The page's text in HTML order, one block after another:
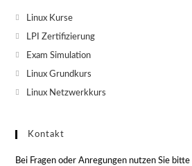
Linux Kurse
LPI Zertifizierung
Exam Simulation
Linux Grundkurs
Linux Netzwerkkurs
Kontakt
Bei Fragen oder Anregungen nutzen Sie